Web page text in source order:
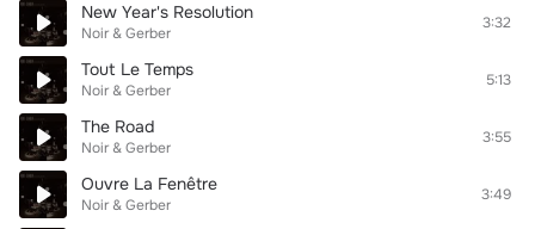
New Year's Resolution
Noir & Gerber
3:32
Tout Le Temps
Noir & Gerber
5:13
The Road
Noir & Gerber
3:55
Ouvre La Fenêtre
Noir & Gerber
3:49